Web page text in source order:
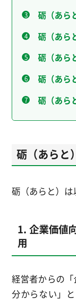
砺（あら
砺（あら
砺（あら
砺（あら
砺（あら
砺（あらと
砺（あらと）は
1. 企業価値
用
経営者からの
分からない」